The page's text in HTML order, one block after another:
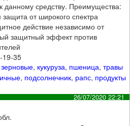
данному средству. Преимущества:
от широкого спектра
действие независимо от
защитный эффект против
19-35
зерновые, кукуруза, пшеница,травы
, подсолнечник, рапс, продукты
26/07/2020 22:21